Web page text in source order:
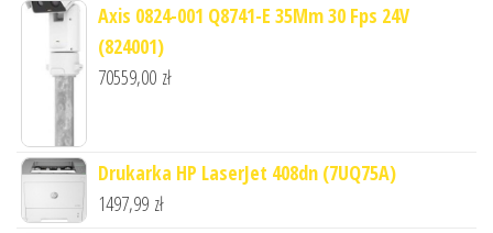
Axis 0824-001 Q8741-E 35Mm 30 Fps 24V
(824001)
70559,00 zł
Drukarka HP LaserJet 408dn (7UQ75A)
1497,99 zł